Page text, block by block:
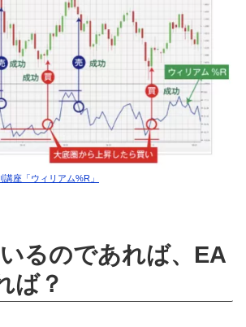
座「ウィリアム%R」
るのであれば、EA
ば？